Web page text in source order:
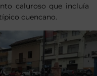
caluroso que incluía
cuencano.